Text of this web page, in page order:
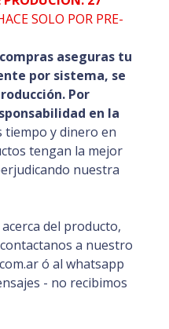
SOLO POR PRE-
aseguras tu
por sistema, se
Por
en la
tiempo y dinero en
tengan la mejor
nuestra
del producto,
a nuestro
ó al whatsapp
- no recibimos